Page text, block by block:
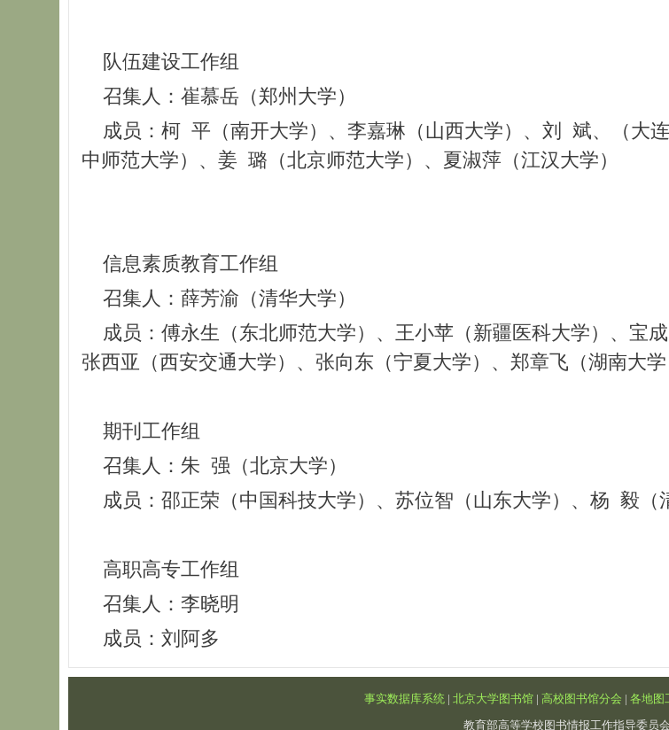
队伍建设工作组
召集人：崔慕岳（郑州大学）
成员：柯 平（南开大学）、李嘉琳（山西大学）、刘 斌、（大
中师范大学）、姜 璐（北京师范大学）、夏淑萍（江汉大学）
信息素质教育工作组
召集人：薛芳渝（清华大学）
成员：傅永生（东北师范大学）、王小苹（新疆医科大学）、宝
张西亚（西安交通大学）、张向东（宁夏大学）、郑章飞（湖南大学
期刊工作组
召集人：朱 强（北京大学）
成员：邵正荣（中国科技大学）、苏位智（山东大学）、杨 毅（
高职高专工作组
召集人：李晓明
成员：刘阿多
事实数据库系统 | 北京大学图书馆| 高校图书馆分会 | 各地图
教育部高等学校图书情报工作指导委员